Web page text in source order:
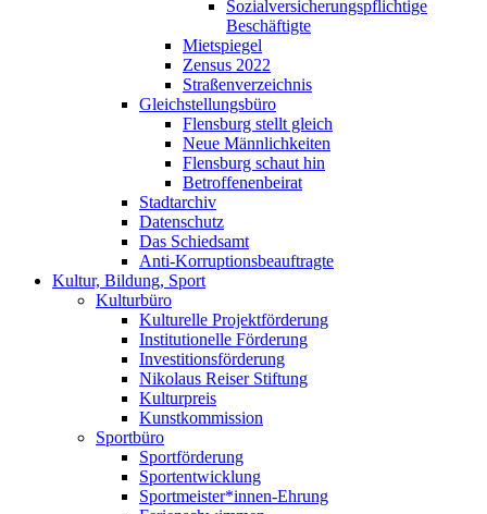
Sozialversicherungspflichtige
Beschäftigte
Mietspiegel
Zensus 2022
Straßenverzeichnis
Gleichstellungsbüro
Flensburg stellt gleich
Neue Männlichkeiten
Flensburg schaut hin
Betroffenenbeirat
Stadtarchiv
Datenschutz
Das Schiedsamt
Anti-Korruptionsbeauftragte
Kultur, Bildung, Sport
Kulturbüro
Kulturelle Projektförderung
Institutionelle Förderung
Investitionsförderung
Nikolaus Reiser Stiftung
Kulturpreis
Kunstkommission
Sportbüro
Sportförderung
Sportentwicklung
Sportmeister*innen-Ehrung